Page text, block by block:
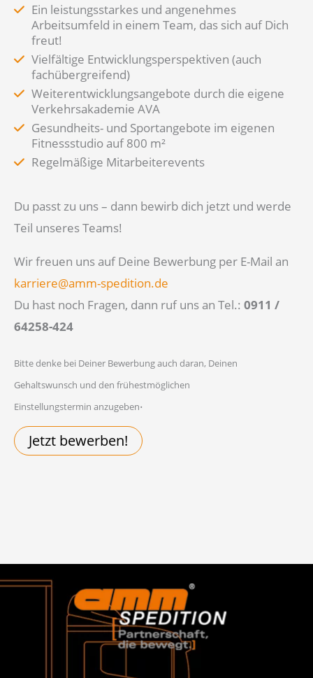
Ein leistungsstarkes und angenehmes
Arbeitsumfeld in einem Team, das sich auf Dich
freut!
Vielfältige Entwicklungsperspektiven (auch
fachübergreifend)
Weiterentwicklungsangebote durch die eigene
Verkehrsakademie AVA
Gesundheits- und Sportangebote im eigenen
Fitnessstudio auf 800 m²
Regelmäßige Mitarbeiterevents
Du passt zu uns – dann bewirb dich jetzt und werde
Teil unseres Teams!
Wir freuen uns auf Deine Bewerbung per E-Mail an
karriere@amm-spedition.de
Du hast noch Fragen, dann ruf uns an Tel.: 0911 /
64258-424
Bitte denke bei Deiner Bewerbung auch daran, Deinen
Gehaltswunsch und den frühestmöglichen
Einstellungstermin anzugeben.
Jetzt bewerben!